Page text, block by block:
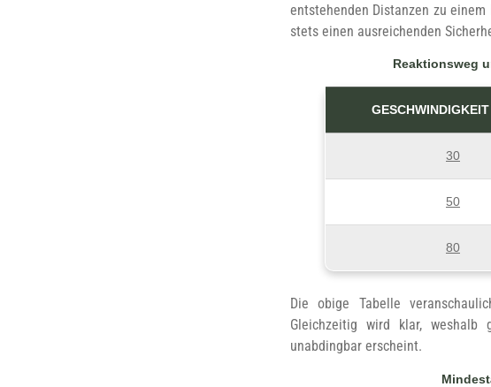
entstehenden Distanzen zu
stets einen ausreichenden
Reaktionsweg
30
50
80
Die obige Tabelle
Gleichzeitig wird klar, weshalb
unabdingbar erscheint.